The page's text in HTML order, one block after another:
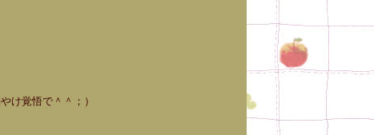
で＾＾；）